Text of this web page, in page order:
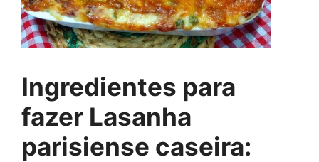
Ingredientes para
fazer Lasanha
parisiense caseira: